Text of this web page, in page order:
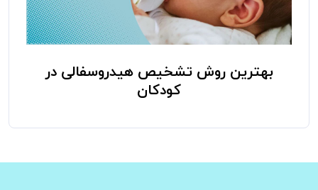
بهترین روش تشخیص هیدروسفالی در
کودکان